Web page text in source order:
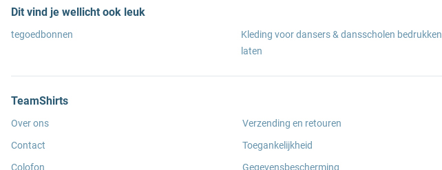
Dit vind je wellicht ook leuk
tegoedbonnen
Kleding voor dansers & dansscholen bedrukken
laten
TeamShirts
Over ons
Contact
Colofon
Verzending en retouren
Toegankelijkheid
Gegevensbescherming